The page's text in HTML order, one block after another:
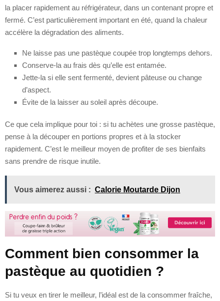
la placer rapidement au réfrigérateur, dans un contenant propre et
fermé. C’est particulièrement important en été, quand la chaleur
accélère la dégradation des aliments.
Ne laisse pas une pastèque coupée trop longtemps dehors.
Conserve-la au frais dès qu’elle est entamée.
Jette-la si elle sent fermenté, devient pâteuse ou change
d’aspect.
Évite de la laisser au soleil après découpe.
Ce que cela implique pour toi : si tu achètes une grosse pastèque,
pense à la découper en portions propres et à la stocker
rapidement. C’est le meilleur moyen de profiter de ses bienfaits
sans prendre de risque inutile.
Vous aimerez aussi : Calorie Moutarde Dijon
Comment bien consommer la
pastèque au quotidien ?
Si tu veux en tirer le meilleur, l’idéal est de la consommer fraîche,